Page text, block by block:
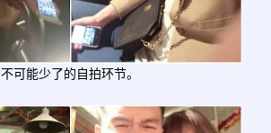
不可能少了的自拍环节。